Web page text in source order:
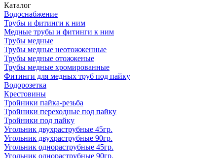
Каталог
Водоснабжение
Трубы и фитинги к ним
Медные трубы и фитинги к ним
Трубы медные
Трубы медные неотожженные
Трубы медные отожженые
Трубы медные хромированные
Фитинги для медных труб под пайку
Водорозетка
Крестовины
Тройники пайка-резьба
Тройники переходные под пайку
Тройники под пайку
Угольник двухраструбные 45гр.
Угольник двухраструбные 90гр.
Угольник однораструбные 45гр.
Угольник однораструбные 90гр.